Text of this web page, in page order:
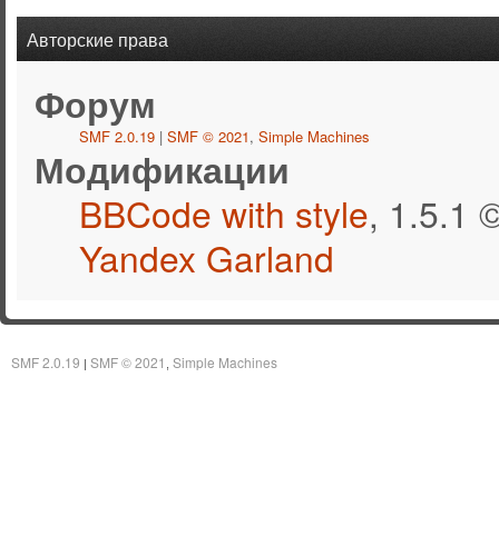
Авторские права
Форум
SMF 2.0.19| SMF © 2021, Simple Machines
Модификации
BBCode with style, 1.5.1
Yandex Garland
SMF 2.0.19 | SMF © 2021 Simple Machines